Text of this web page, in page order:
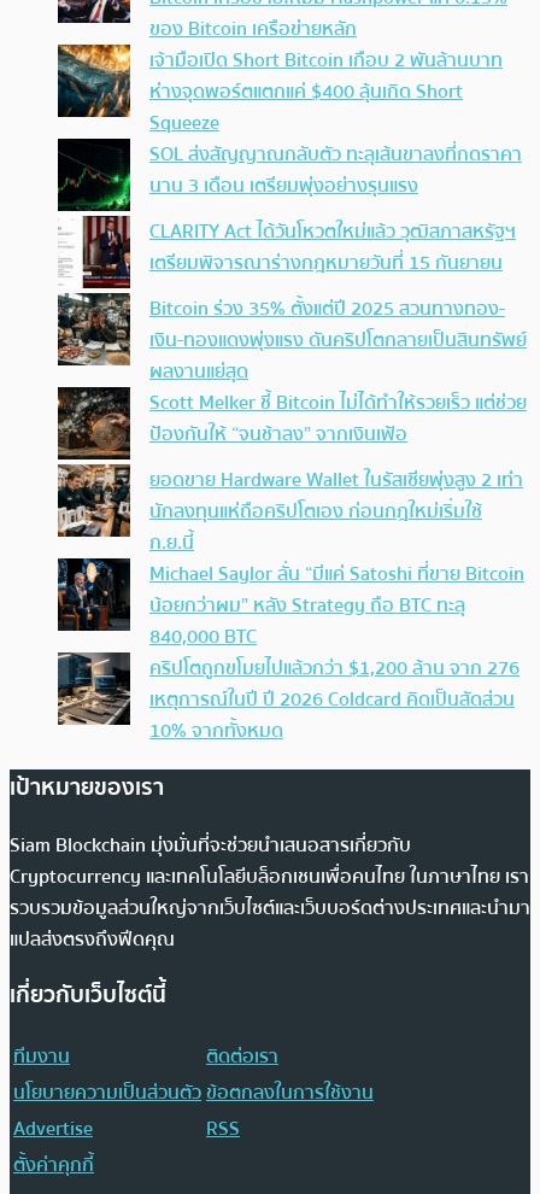
ของ Bitcoin เครือข่ายหลัก
เจ้ามือเปิด Short Bitcoin เกือบ 2 พันล้านบาท
ห่างจุดพอร์ตแตกแค่ $400 ลุ้นเกิด Short
Squeeze
SOL ส่งสัญญาณกลับตัว ทะลุเส้นขาลงที่กดราคา
นาน 3 เดือน เตรียมพุ่งอย่างรุนแรง
CLARITY Act ได้วันโหวตใหม่แล้ว วุฒิสภาสหรัฐฯ
เตรียมพิจารณาร่างกฎหมายวันที่ 15 กันยายน
Bitcoin ร่วง 35% ตั้งแต่ปี 2025 สวนทางทอง-
เงิน-ทองแดงพุ่งแรง ดันคริปโตกลายเป็นสินทรัพย์
ผลงานแย่สุด
Scott Melker ชี้ Bitcoin ไม่ได้ทำให้รวยเร็ว แต่ช่วย
ป้องกันให้ “จนช้าลง” จากเงินเฟ้อ
ยอดขาย Hardware Wallet ในรัสเซียพุ่งสูง 2 เท่า
นักลงทุนแห่ถือคริปโตเอง ก่อนกฎใหม่เริ่มใช้
ก.ย.นี้
Michael Saylor ลั่น “มีแค่ Satoshi ที่ขาย Bitcoin
น้อยกว่าผม” หลัง Strategy ถือ BTC ทะลุ
840,000 BTC
คริปโตถูกขโมยไปแล้วกว่า $1,200 ล้าน จาก 276
เหตุการณ์ในปี ปี 2026 Coldcard คิดเป็นสัดส่วน
10% จากทั้งหมด
เป้าหมายของเรา
Siam Blockchain มุ่งมั่นที่จะช่วยนำเสนอสารเกี่ยวกับ
Cryptocurrency และเทคโนโลยีบล็อกเชนเพื่อคนไทย ในภาษาไทย เรา
รวบรวมข้อมูลส่วนใหญ่จากเว็บไซต์และเว็บบอร์ดต่างประเทศและนำมา
แปลส่งตรงถึงฟีดคุณ
เกี่ยวกับเว็บไซต์นี้
ทีมงาน
ติดต่อเรา
นโยบายความเป็นส่วนตัวข้อตกลงในการใช้งาน
Advertise
RSS
ตั้งค่าคุกกี้